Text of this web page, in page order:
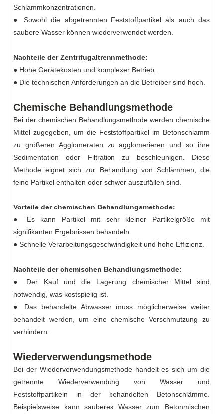
Schlammkonzentrationen.
● Sowohl die abgetrennten Feststoffpartikel als auch das
saubere Wasser können wiederverwendet werden.
Nachteile der Zentrifugaltrennmethode:
● Hohe Gerätekosten und komplexer Betrieb.
● Die technischen Anforderungen an die Betreiber sind hoch.
Chemische Behandlungsmethode
Bei der chemischen Behandlungsmethode werden chemische
Mittel zugegeben, um die Feststoffpartikel im Betonschlamm
zu größeren Agglomeraten zu agglomerieren und so ihre
Sedimentation oder Filtration zu beschleunigen. Diese
Methode eignet sich zur Behandlung von Schlämmen, die
feine Partikel enthalten oder schwer auszufällen sind.
Vorteile der chemischen Behandlungsmethode:
● Es kann Partikel mit sehr kleiner Partikelgröße mit
signifikanten Ergebnissen behandeln.
● Schnelle Verarbeitungsgeschwindigkeit und hohe Effizienz.
Nachteile der chemischen Behandlungsmethode:
● Der Kauf und die Lagerung chemischer Mittel sind
notwendig, was kostspielig ist.
● Das behandelte Abwasser muss möglicherweise weiter
behandelt werden, um eine chemische Verschmutzung zu
verhindern.
Wiederverwendungsmethode
Bei der Wiederverwendungsmethode handelt es sich um die
getrennte Wiederverwendung von Wasser und
Feststoffpartikeln in der behandelten Betonschlämme.
Beispielsweise kann sauberes Wasser zum Betonmischen